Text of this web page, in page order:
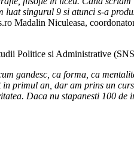
singurul 9 si atunci s-a
Madalin Niculeasa,
Politice si Administrative
gandesc, ca forma, ca
primul an, dar am prins un
Daca nu stapanesti 100 de